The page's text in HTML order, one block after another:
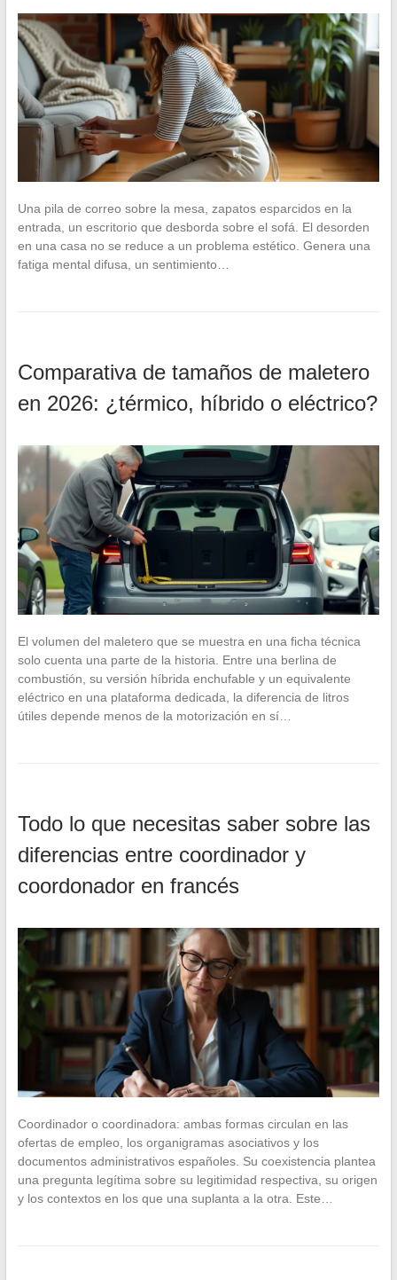
Una pila de correo sobre la mesa, zapatos esparcidos en la
entrada, un escritorio que desborda sobre el sofá. El desorden
en una casa no se reduce a un problema estético. Genera una
fatiga mental difusa, un sentimiento…
Comparativa de tamaños de maletero
en 2026: ¿térmico, híbrido o eléctrico?
El volumen del maletero que se muestra en una ficha técnica
solo cuenta una parte de la historia. Entre una berlina de
combustión, su versión híbrida enchufable y un equivalente
eléctrico en una plataforma dedicada, la diferencia de litros
útiles depende menos de la motorización en sí…
Todo lo que necesitas saber sobre las
diferencias entre coordinador y
coordonador en francés
Coordinador o coordinadora: ambas formas circulan en las
ofertas de empleo, los organigramas asociativos y los
documentos administrativos españoles. Su coexistencia plantea
una pregunta legítima sobre su legitimidad respectiva, su origen
y los contextos en los que una suplanta a la otra. Este…